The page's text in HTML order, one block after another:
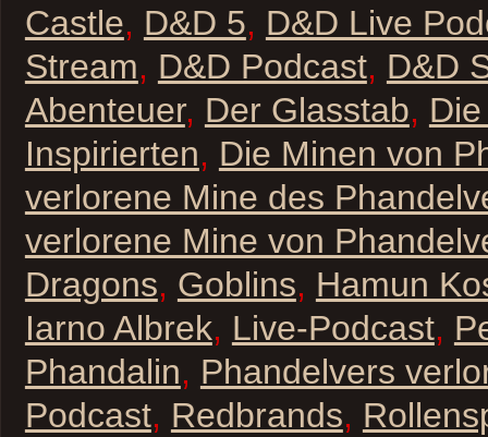
Castle, D&D 5, D&D Live
Stream, D&D Podcast, D&D
Abenteuer, Der Glasstab,
Inspirierten, Die Minen von
verlorene Mine des
verlorene Mine von
Dragons, Goblins, Hamun
Iarno Albrek, Live-Podcast,
Phandalin, Phandelvers
Podcast, Redbrands,